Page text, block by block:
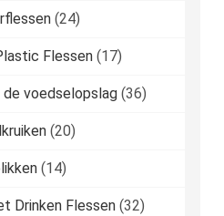
(24)
Flessen (17)
de voedselopslag (36)
(20)
(14)
Drinken Flessen (32)